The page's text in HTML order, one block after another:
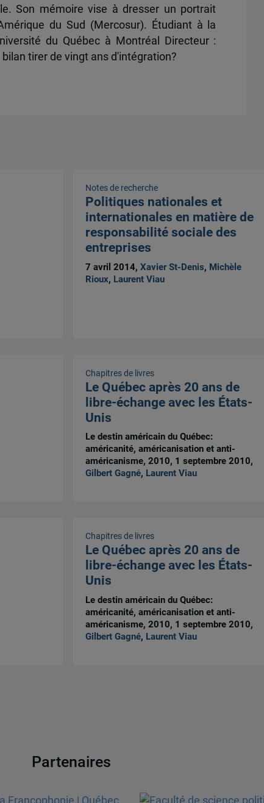
Son mémoire vise à dresser un portrait
du Sud (Mercosur). Étudiant à la
du Québec à Montréal Directeur :
tirer de vingt ans d'intégration?
Notes de recherche
Politiques nationales et
internationales en matière de
responsabilité sociale des
entreprises
7 avril 2014, Xavier St-Denis, Michèle
Rioux, Laurent Viau
Chapitres de livres
Le Québec après 20 ans de
libre-échange avec les États-
Unis
Le destin américain du Québec:
américanité, américanisation et anti-
américanisme, 2010, 1 septembre 2010,
Gilbert Gagné, Laurent Viau
Chapitres de livres
Le Québec après 20 ans de
libre-échange avec les États-
Unis
Le destin américain du Québec:
américanité, américanisation et anti-
américanisme, 2010, 1 septembre 2010,
Gilbert Gagné, Laurent Viau
Partenaires